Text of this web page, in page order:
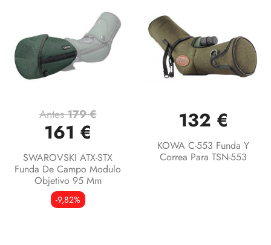
Antes179 €
161 €
SWAROVSKI ATX-STX
Funda De Campo Modulo
Objetivo 95 Mm
-9,82%
132 €
KOWA C-553 Funda Y
Correa Para TSN-553